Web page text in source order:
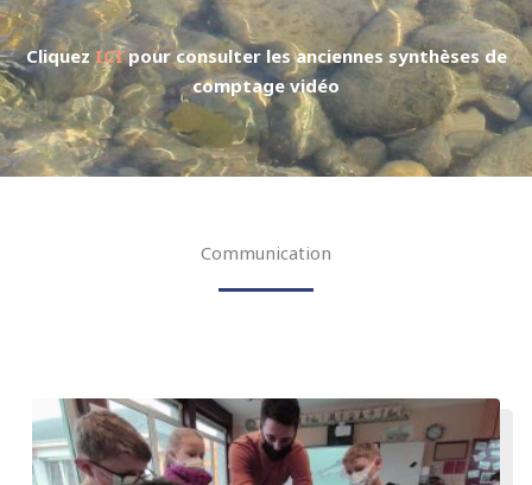
Cliquez ICIpour consulter les anciennes synthèses de
comptage vidéo
Communication